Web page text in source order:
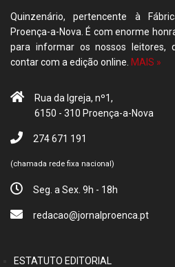
Quinzenário, pertencente à
Proença-a-Nova. É com enorme
para informar os nossos leitores,
contar com a edição online. MAIS »
Rua da Igreja, nº1,
6150 - 310 Proença-a-Nova
274 671 191
(chamada rede fixa nacional)
Seg. a Sex. 9h - 18h
redacao@jornalproenca.pt
ESTATUTO EDITORIAL